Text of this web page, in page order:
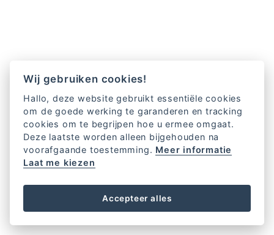
Wij gebruiken cookies!
Hallo, deze website gebruikt essentiële cookies
om de goede werking te garanderen en tracking
cookies om te begrijpen hoe u ermee omgaat.
Deze laatste worden alleen bijgehouden na
voorafgaande toestemming. Meer informatie
Laat me kiezen
Accepteer alles